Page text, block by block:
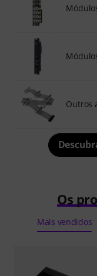
Outros
Os
Mais vendidos